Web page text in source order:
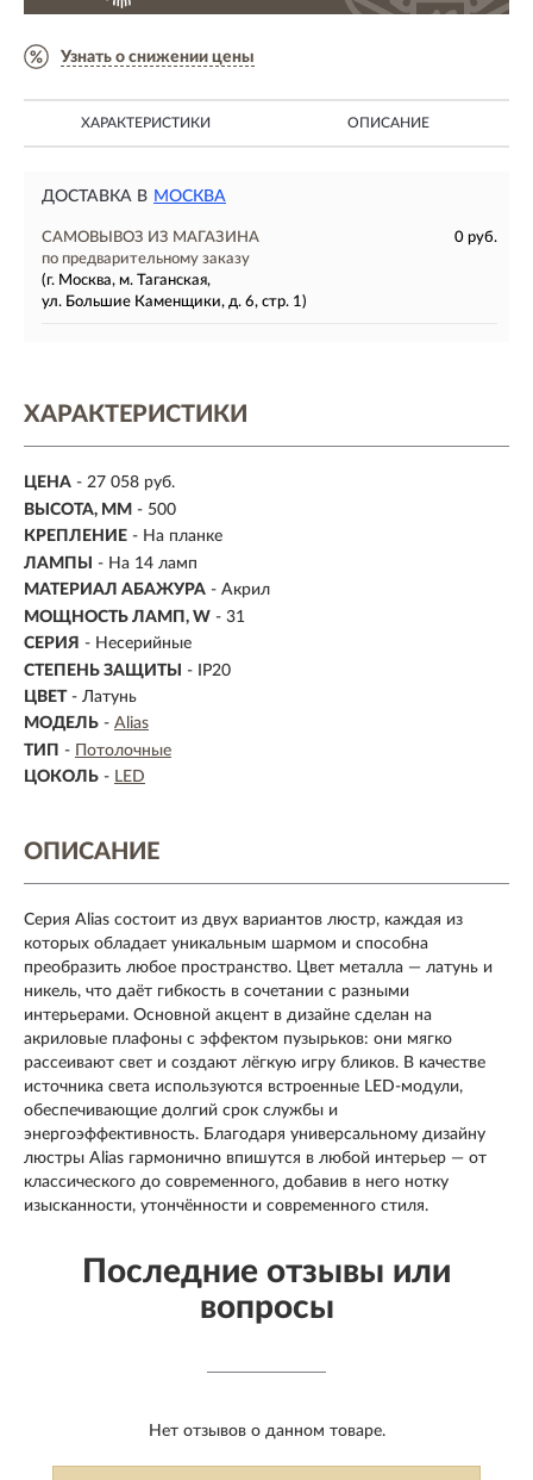
Узнать о снижении цены
ХАРАКТЕРИСТИКИ ОПИСАНИЕ
ДОСТАВКА В МОСКВА
САМОВЫВОЗ ИЗ МАГАЗИНА
0 руб.
по предварительному заказу
(г. Москва, м. Таганская,
ул. Большие Каменщики, д. 6, стр. 1)
ХАРАКТЕРИСТИКИ
ЦЕНА - 27 058 руб.
ВЫСОТА, ММ - 500
КРЕПЛЕНИЕ - На планке
ЛАМПЫ
- На 14 ламп
МАТЕРИАЛ АБАЖУРА - Акрил
МОЩНОСТЬ ЛАМП, W - 31
СЕРИЯ - Несерийные
СТЕПЕНЬ ЗАЩИТЫ
- IP20
ЦВЕТ - Латунь
МОДЕЛЬ - Alias
ТИП - Потолочные
ЦОКОЛЬ - LED
ОПИСАНИЕ
Серия Alias состоит из двух вариантов люстр, каждая из
которых обладает уникальным шармом и способна
преобразить любое пространство. Цвет металла — латунь и
никель, что даёт гибкость в сочетании с разными
интерьерами. Основной акцент в дизайне сделан на
акриловые плафоны с эффектом пузырьков: они мягко
рассеивают свет и создают лёгкую игру бликов. В качестве
источника света используются встроенные LED-модули,
обеспечивающие долгий срок службы и
энергоэффективность. Благодаря универсальному дизайну
люстры Alias гармонично впишутся в любой интерьер — от
классического до современного, добавив в него нотку
изысканности, утончённости и современного стиля.
Последние отзывы или
вопросы
Нет отзывов о данном товаре.